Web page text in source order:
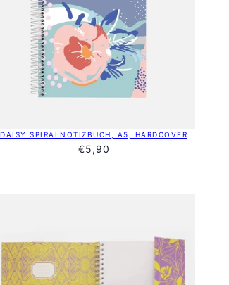
DAISY SPIRALNOTIZBUCH, A5, HARDCOVER
€5,90